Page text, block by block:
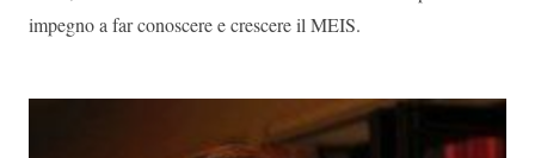
impegno a far conoscere e crescere il MEIS.